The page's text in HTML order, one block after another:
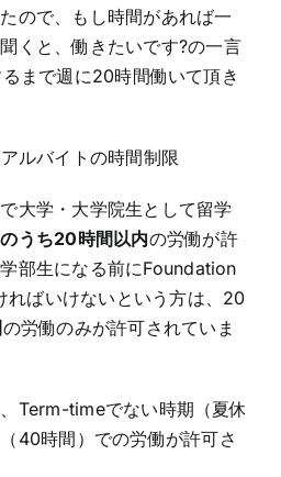
ので、もし時間があれば一
くと、働きたいです?の一言
まで週に20時間働いて頂き
ルバイトの時間制限
大学・大学院生として留学
うち20時間以内の労働が許
部生になる前にFoundation
ればいけないという方は、20
の労働のみが許可されていま
Term-timeでない時期（夏休
40時間）での労働が許可さ